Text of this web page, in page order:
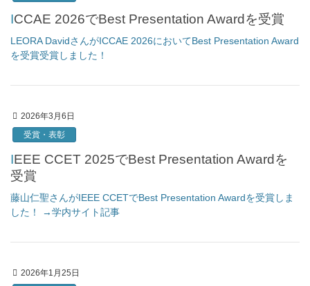
ICCAE 2026でBest Presentation Awardを受賞
LEORA DavidさんがICCAE 2026においてBest Presentation Award
を受賞受賞しました！
2026年3月6日
受賞・表彰
IEEE CCET 2025でBest Presentation Awardを
受賞
藤山仁聖さんがIEEE CCETでBest Presentation Awardを受賞しま
した！ →学内サイト記事
2026年1月25日